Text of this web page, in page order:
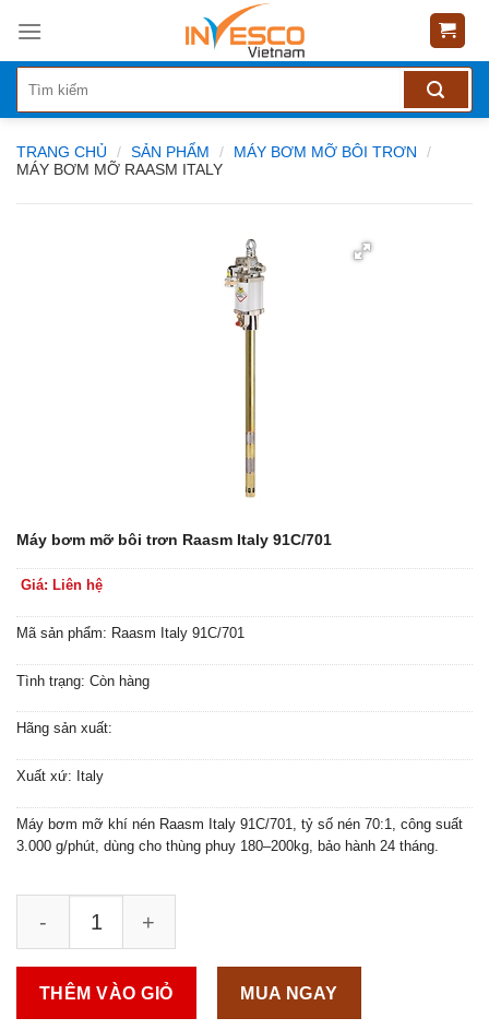
content
TRANG CHỦ / SẢN PHẨM / MÁY BƠM MỠ BÔI TRƠN
/
MÁY BƠM MỠ RAASM ITALY
Máy bơm mỡ bôi trơn Raasm Italy 91C/701
Giá: Liên hệ
Mã sản phẩm: Raasm Italy 91C/701
Tình trạng: Còn hàng
Hãng sản xuất:
Xuất xứ: Italy
Máy bơm mỡ khí nén Raasm Italy 91C/701, tỷ số nén 70:1, công suất
3.000 g/phút, dùng cho thùng phuy 180–200kg, bảo hành 24 tháng.
THÊM VÀO GIỎ MUA NGAY